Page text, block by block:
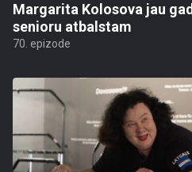
Margarita Kolosova jau
senioru atbalstam
70. epizode